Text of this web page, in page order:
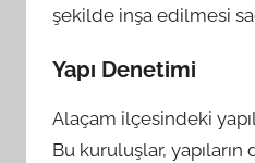
şekilde inşa edilmesi
Yapı Denetimi
Alaçam ilçesindeki
Bu kuruluşlar,